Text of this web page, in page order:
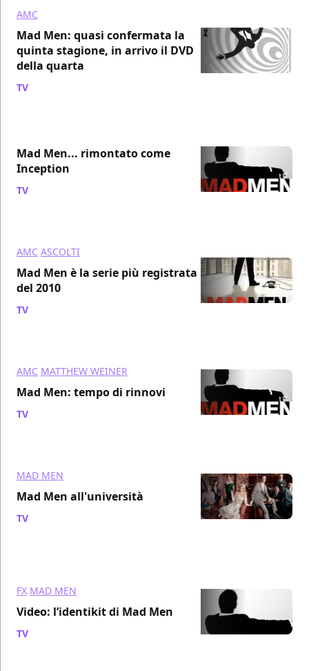
AMC
Mad Men: quasi confermata la
quinta stagione, in arrivo il DVD
della quarta
TV
Mad Men... rimontato come
Inception
TV
AMC ASCOLTI
Mad Men è la serie più registrata
del 2010
TV
AMC MATTHEW WEINER
Mad Men: tempo di rinnovi
TV
MAD MEN
Mad Men all'università
TV
FX MAD MEN
Video: l’identikit di Mad Men
TV